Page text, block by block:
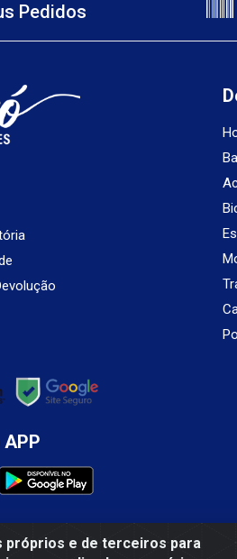
próprios e de terceiros para
Pedidos